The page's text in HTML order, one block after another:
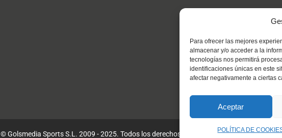
Para ofrecer las mejores
almacenar y/o acceder a la
tecnologías nos permitirá
identificaciones únicas en este
afectar negativamente a ciertas
Aceptar
POLÍTICA DE
© Golsmedia Sports S.L. 2009 - 2025. Todos los derechos reservados.